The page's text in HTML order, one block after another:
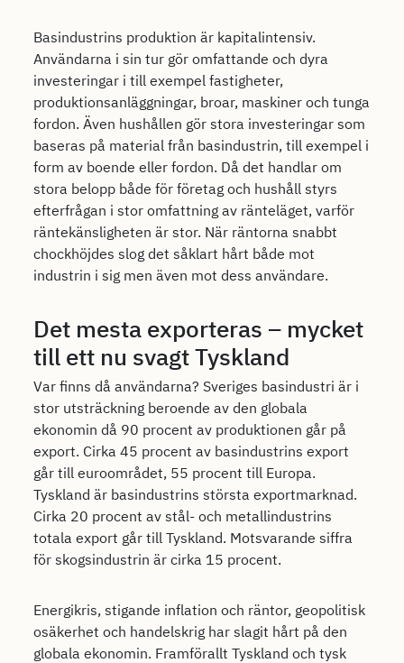
Basindustrins produktion är kapitalintensiv.
Användarna i sin tur gör omfattande och dyra
investeringar i till exempel fastigheter,
produktionsanläggningar, broar, maskiner och tunga
fordon. Även hushållen gör stora investeringar som
baseras på material från basindustrin, till exempel i
form av boende eller fordon. Då det handlar om
stora belopp både för företag och hushåll styrs
efterfrågan i stor omfattning av ränteläget, varför
räntekänsligheten är stor. När räntorna snabbt
chockhöjdes slog det såklart hårt både mot
industrin i sig men även mot dess användare.
Det mesta exporteras – mycket
till ett nu svagt Tyskland
Var finns då användarna? Sveriges basindustri är i
stor utsträckning beroende av den globala
ekonomin då 90 procent av produktionen går på
export. Cirka 45 procent av basindustrins export
går till euroområdet, 55 procent till Europa.
Tyskland är basindustrins största exportmarknad.
Cirka 20 procent av stål- och metallindustrins
totala export går till Tyskland. Motsvarande siffra
för skogsindustrin är cirka 15 procent.
Energikris, stigande inflation och räntor, geopolitisk
osäkerhet och handelskrig har slagit hårt på den
globala ekonomin. Framförallt Tyskland och tysk